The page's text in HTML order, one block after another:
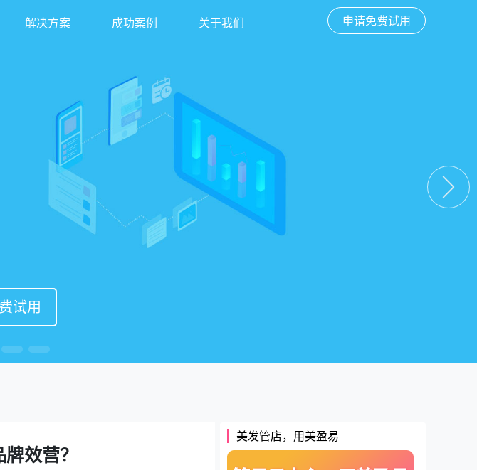
解决方案 成功案例 关于我们 申请免费试用
试用
试用
试用
试用
效营？
美发管店，用美盈易